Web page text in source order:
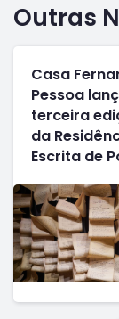
Outras
Casa
Pessoa
terceira
da
Escrita de